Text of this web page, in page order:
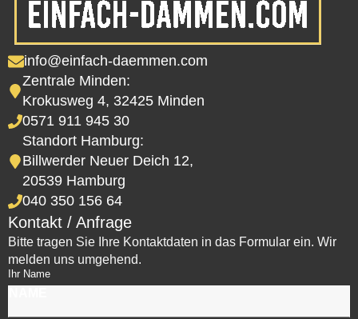
info@einfach-daemmen.com
Zentrale Minden:
Krokusweg 4, 32425 Minden
0571 911 945 30
Standort Hamburg:
Billwerder Neuer Deich 12,
20539 Hamburg
040 350 156 64
Kontakt / Anfrage
Bitte tragen Sie Ihre Kontaktdaten in das Formular ein. Wir
melden uns umgehend.
Ihr Name